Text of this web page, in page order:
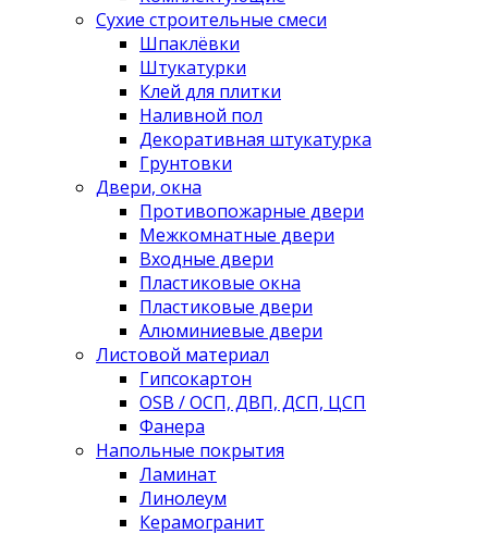
Сухие строительные смеси
Шпаклёвки
Штукатурки
Клей для плитки
Наливной пол
Декоративная штукатурка
Грунтовки
Двери, окна
Противопожарные двери
Межкомнатные двери
Входные двери
Пластиковые окна
Пластиковые двери
Алюминиевые двери
Листовой материал
Гипсокартон
OSB / ОСП, ДВП, ДСП, ЦСП
Фанера
Напольные покрытия
Ламинат
Линолеум
Керамогранит